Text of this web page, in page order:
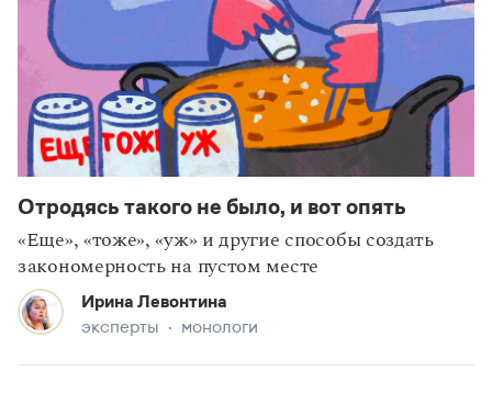
Отродясь такого не было, и вот опять
«Еще», «тоже», «уж» и другие способы создать
закономерность на пустом месте
Ирина Левонтина
эксперты монологи